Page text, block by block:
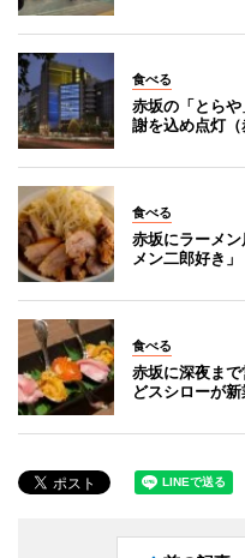
食べる
赤坂の「とら
謝を込め点灯（
食べる
赤坂にラーメ
メン二郎好き」
食べる
赤坂に深夜ま
どスシローが新